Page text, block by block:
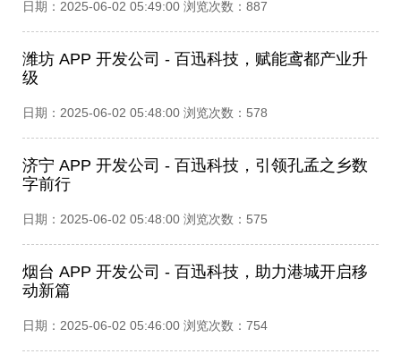
日期：2025-06-02 05:49:00 浏览次数：887
潍坊 APP 开发公司 - 百迅科技，赋能鸢都产业升
级​
日期：2025-06-02 05:48:00 浏览次数：578
济宁 APP 开发公司 - 百迅科技，引领孔孟之乡数
字前行​
日期：2025-06-02 05:48:00 浏览次数：575
烟台 APP 开发公司 - 百迅科技，助力港城开启移
动新篇​
日期：2025-06-02 05:46:00 浏览次数：754